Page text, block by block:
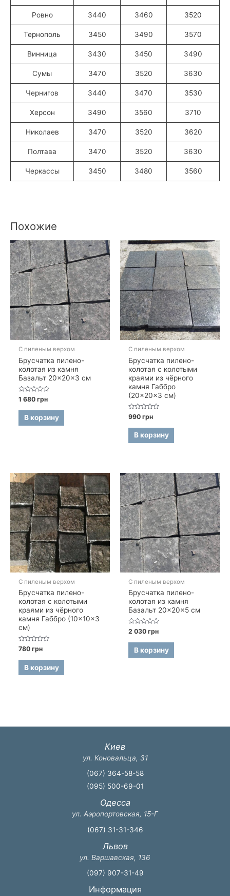
Ровно 3440 3460 3520
Тернополь 3450 3490 3570
Винница 3430 3450 3490
Сумы 3470 3520 3630
Чернигов 3440 3470 3530
Херсон 3490 3560 3710
Николаев 3470 3520 3620
Полтава 3470 3520 3630
Черкассы 3450 3480 3560
Похожие
С пиленым верхом
Брусчатка пилено-
колотая из камня
Базальт 20×20×3 см
Оценка
0
из
1 680грн
В корзину
С пиленым верхом
Брусчатка пилено-
колотая с колотыми
краями из чёрного
камня Габбро
(20×20×3 см)
Оценка
0
из
990грн
В корзину
С пиленым верхом
Брусчатка пилено-
колотая с колотыми
краями из чёрного
камня Габбро (10×10×3
см)
Оценка
0
из
780грн
В корзину
С пиленым верхом
Брусчатка пилено-
колотая из камня
Базальт 20×20×5 см
Оценка
0
из
2 030грн
В корзину
Киев
ул. Коновальца, 31
(067) 364-58-58
(095) 500-69-01
Одесса
ул. Аэропортовская, 15-Г
(067) 31-31-346
Львов
ул. Варшавская, 136
(097) 907-31-49
Информация